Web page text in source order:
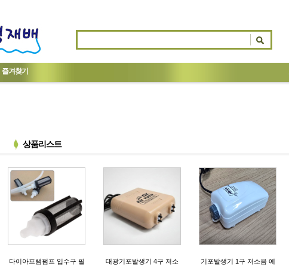
즐겨찾기
상품리스트
다이아프램펌프 입수구 필
대광기포발생기 4구 저소
기포발생기 1구 저소음 에